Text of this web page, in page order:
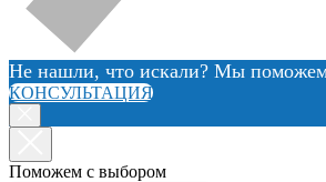
Не нашли, что искали? Мы
КОНСУЛЬТАЦИЯ
Поможем с выбором